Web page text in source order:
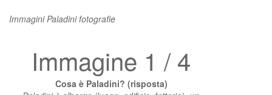
Immagini Paladini fotografie
Immagine 1 / 4
Cosa è Paladini? (risposta)